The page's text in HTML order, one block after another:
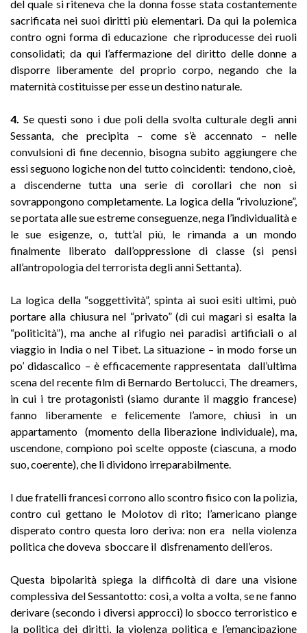
del quale si riteneva che la donna fosse stata costantemente
sacrificata nei suoi diritti più elementari. Da qui la polemica
contro ogni forma di educazione che riproducesse dei ruoli
consolidati; da qui l’affermazione del diritto delle donne a
disporre liberamente del proprio corpo, negando che la
maternità costituisse per esse un destino naturale.
4. Se questi sono i due poli della svolta culturale degli anni
Sessanta, che precipita – come s’è accennato – nelle
convulsioni di fine decennio, bisogna subito aggiungere che
essi seguono logiche non del tutto coincidenti: tendono, cioè,
a discenderne tutta una serie di corollari che non si
sovrappongono completamente. La logica della “rivoluzione”,
se portata alle sue estreme conseguenze, nega l’individualità e
le sue esigenze, o, tutt’al più, le rimanda a un mondo
finalmente liberato dall’oppressione di classe (si pensi
all’antropologia del terrorista degli anni Settanta).
La logica della “soggettività”, spinta ai suoi esiti ultimi, può
portare alla chiusura nel “privato” (di cui magari si esalta la
“politicità”), ma anche al rifugio nei paradisi artificiali o al
viaggio in India o nel Tibet. La situazione – in modo forse un
po’ didascalico – è efficacemente rappresentata dall’ultima
scena del recente film di Bernardo Bertolucci, The dreamers,
in cui i tre protagonisti (siamo durante il maggio francese)
fanno liberamente e felicemente l’amore, chiusi in un
appartamento (momento della liberazione individuale), ma,
uscendone, compiono poi scelte opposte (ciascuna, a modo
suo, coerente), che li dividono irreparabilmente.
I due fratelli francesi corrono allo scontro fisico con la polizia,
contro cui gettano le Molotov di rito; l’americano piange
disperato contro questa loro deriva: non era nella violenza
politica che doveva sboccare il disfrenamento dell’eros.
Questa bipolarità spiega la difficoltà di dare una visione
complessiva del Sessantotto: così, a volta a volta, se ne fanno
derivare (secondo i diversi approcci) lo sbocco terroristico e
la politica dei diritti, la violenza politica e l’emancipazione